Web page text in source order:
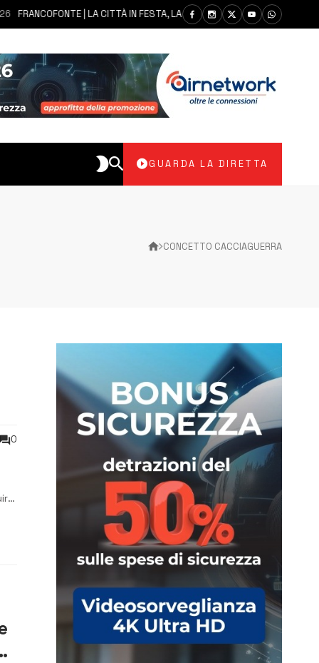
| LA CITTÀ IN FESTA, LA COMUNITÀ SI AFFIDA ALLA MADONNA
GUARDA LA DIRETTA
CONCETTO CACCIAGUERRA
0